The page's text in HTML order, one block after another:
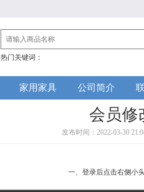
热门关键词：
家用家具 公司简介
会员修
发布时间：2022-03-30
一、登录后点击右侧小